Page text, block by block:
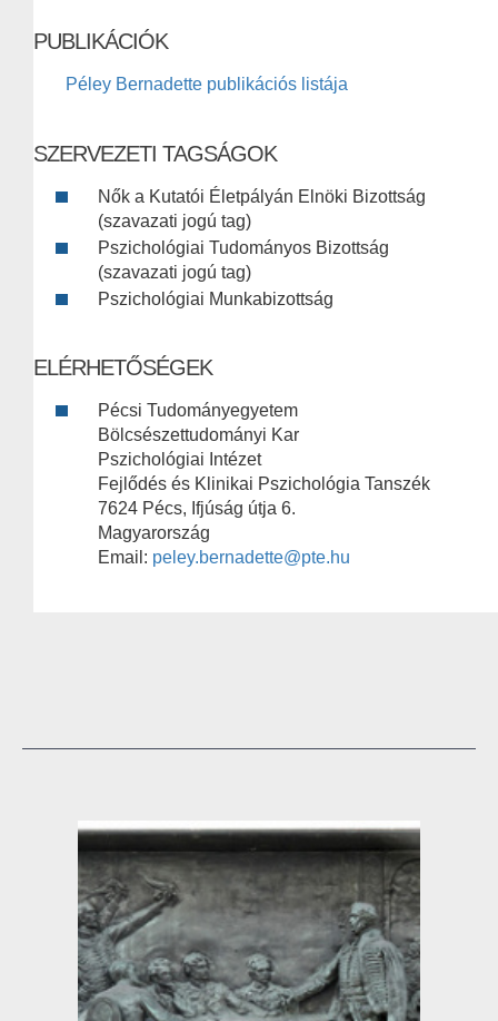
PUBLIKÁCIÓK
Péley Bernadette publikációs listája
SZERVEZETI TAGSÁGOK
Nők a Kutatói Életpályán Elnöki Bizottság
(szavazati jogú tag)
Pszichológiai Tudományos Bizottság
(szavazati jogú tag)
Pszichológiai Munkabizottság
ELÉRHETŐSÉGEK
Pécsi Tudományegyetem
Bölcsészettudományi Kar
Pszichológiai Intézet
Fejlődés és Klinikai Pszichológia Tanszék
7624 Pécs, Ifjúság útja 6.
Magyarország
Email: peley.bernadette@pte.hu